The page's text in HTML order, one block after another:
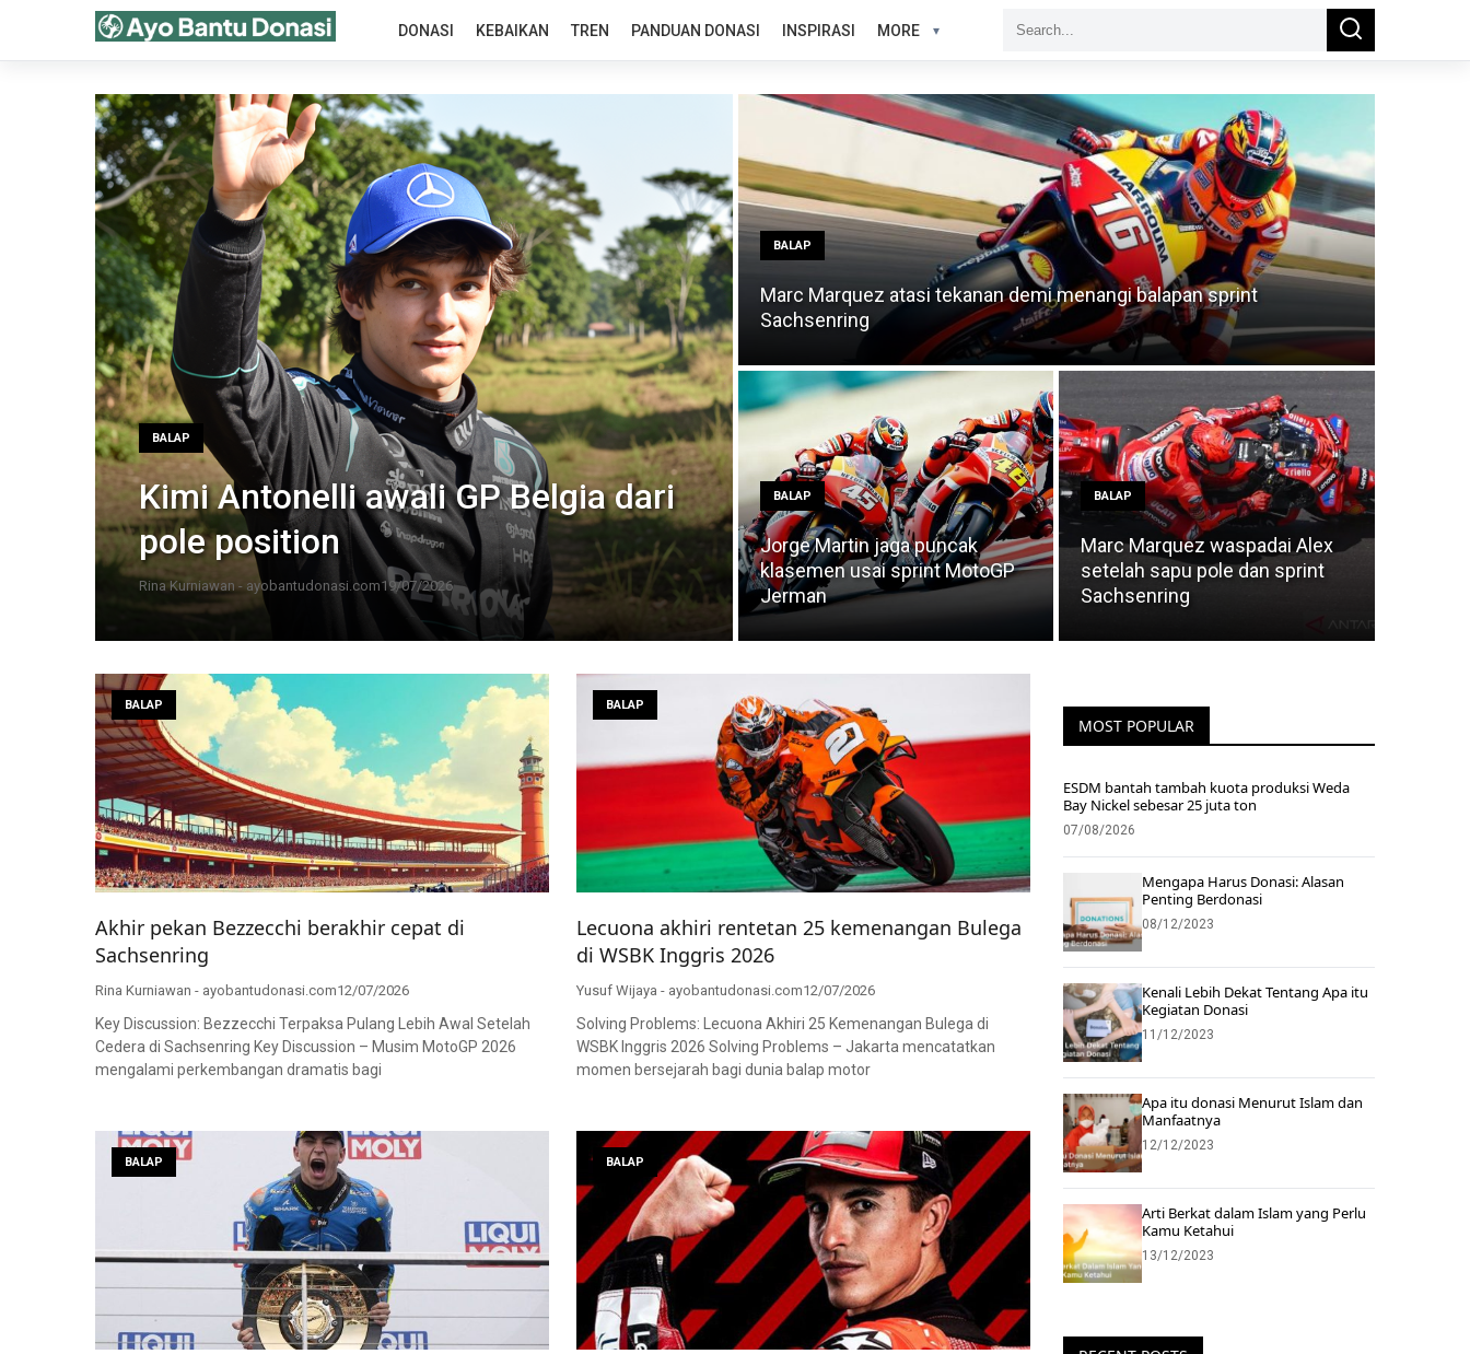
DONASI KEBAIKAN TREN PANDUAN DONASI INSPIRASI MORE
Search
Search
BALAP
Kimi Antonelli awali GP Belgia dari
pole position
Rina Kurniawan - ayobantudonasi.com19/07/2026
BALAP
Marc Marquez atasi tekanan demi menangi balapan sprint
Sachsenring
BALAP
Jorge Martin jaga puncak
klasemen usai sprint MotoGP
Jerman
BALAP
Marc Marquez waspadai Alex
setelah sapu pole dan sprint
Sachsenring
BALAP
Akhir pekan Bezzecchi berakhir cepat di
Sachsenring
Rina Kurniawan - ayobantudonasi.com12/07/2026
Key Discussion: Bezzecchi Terpaksa Pulang Lebih Awal Setelah
Cedera di Sachsenring Key Discussion – Musim MotoGP 2026
mengalami perkembangan dramatis bagi
BALAP
Lecuona akhiri rentetan 25 kemenangan Bulega
di WSBK Inggris 2026
Yusuf Wijaya - ayobantudonasi.com12/07/2026
Solving Problems: Lecuona Akhiri 25 Kemenangan Bulega di
WSBK Inggris 2026 Solving Problems – Jakarta mencatatkan
momen bersejarah bagi dunia balap motor
BALAP BALAP
MOST POPULAR
ESDM bantah tambah kuota produksi Weda
Bay Nickel sebesar 25 juta ton
07/08/2026
Mengapa Harus Donasi: Alasan
Penting Berdonasi
08/12/2023
Kenali Lebih Dekat Tentang Apa itu
Kegiatan Donasi
11/12/2023
Apa itu donasi Menurut Islam dan
Manfaatnya
12/12/2023
Arti Berkat dalam Islam yang Perlu
Kamu Ketahui
13/12/2023